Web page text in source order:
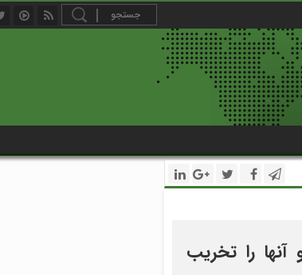
حمله و آنها را تخریب